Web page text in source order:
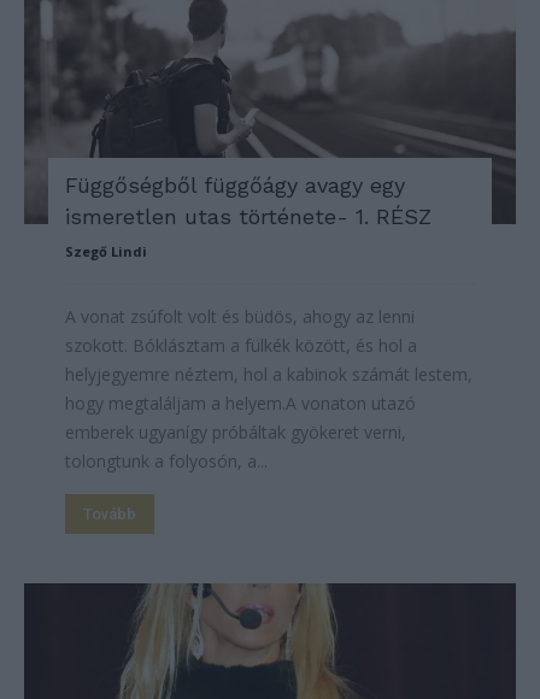
Függőségből függőágy avagy egy
ismeretlen utas története- 1. RÉSZ
Szegő Lindi
A vonat zsúfolt volt és büdös, ahogy az lenni
szokott. Bóklásztam a fülkék között, és hol a
helyjegyemre néztem, hol a kabinok számát lestem,
hogy megtaláljam a helyem.A vonaton utazó
emberek ugyanígy próbáltak gyökeret verni,
tolongtunk a folyosón, a...
Tovább